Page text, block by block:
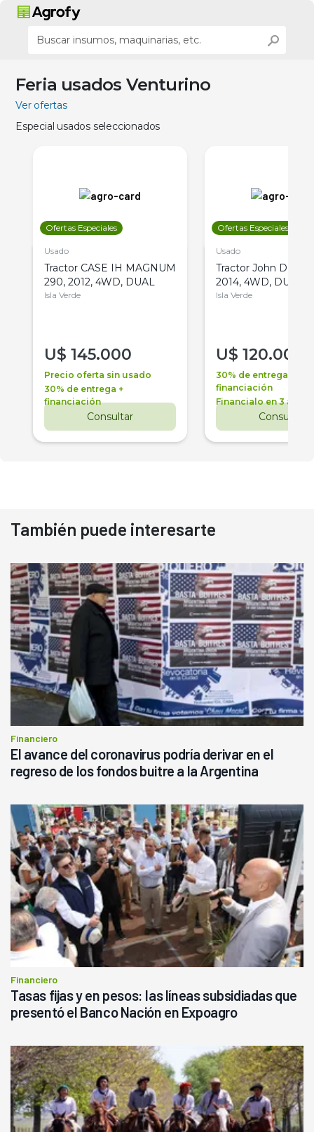
Feria usados Venturino
Ver ofertas
Especial usados seleccionados
Ofertas Especiales
Usado
Tractor CASE IH MAGNUM
290, 2012, 4WD, DUAL
Isla Verde
U$ 145.000
Precio oferta sin usado
30% de entrega +
financiación
Consultar
Ofertas Especiales
Usado
Tractor John Deere
2014, 4WD, DUAL
Isla Verde
U$ 120.000
30% de entrega +
financiación
Financialo en 3 años
Consultar
También puede interesarte
Financiero
El avance del coronavirus podría derivar en el
regreso de los fondos buitre a la Argentina
Financiero
Tasas fijas y en pesos: las líneas subsidiadas que
presentó el Banco Nación en Expoagro